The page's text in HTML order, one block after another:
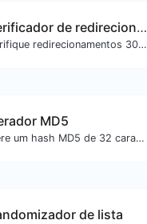
Verificador de redirecionamento de URL
Verifique redirecionamentos 301 & 302 de uma URL específica. Irá verificar até 10 redirecionamentos.
MD5
Gere um hash MD5 de 32 caracteres de comprimento para qualquer entrada de texto.
de lista